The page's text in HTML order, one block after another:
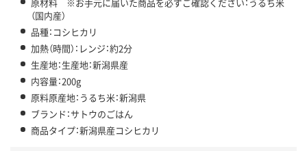
（国内産）
品種：コシヒカリ
加熱（時間）：レンジ：約2分
生産地：生産地：新潟県産
内容量：200g
原料原産地：うるち米：新潟県
ブランド：サトウのごはん
商品タイプ：新潟県産コシヒカリ